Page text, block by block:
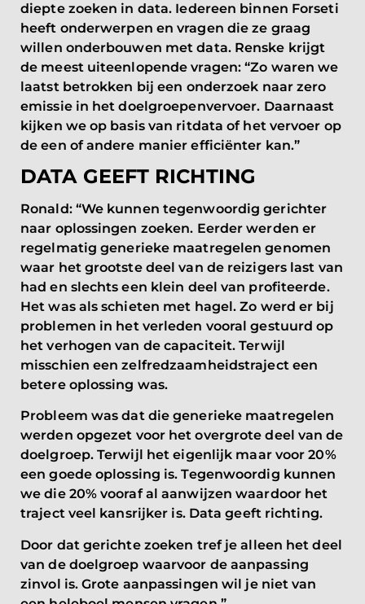
diepte zoeken in data. Iedereen binnen Forseti
heeft onderwerpen en vragen die ze graag
willen onderbouwen met data. Renske krijgt
de meest uiteenlopende vragen: “Zo waren we
laatst betrokken bij een onderzoek naar zero
emissie in het doelgroepenvervoer. Daarnaast
kijken we op basis van ritdata of het vervoer op
de een of andere manier efficiënter kan.”
DATA GEEFT RICHTING
Ronald: “We kunnen tegenwoordig gerichter
naar oplossingen zoeken. Eerder werden er
regelmatig generieke maatregelen genomen
waar het grootste deel van de reizigers last van
had en slechts een klein deel van profiteerde.
Het was als schieten met hagel. Zo werd er bij
problemen in het verleden vooral gestuurd op
het verhogen van de capaciteit. Terwijl
misschien een zelfredzaamheidstraject een
betere oplossing was.
Probleem was dat die generieke maatregelen
werden opgezet voor het overgrote deel van de
doelgroep. Terwijl het eigenlijk maar voor 20%
een goede oplossing is. Tegenwoordig kunnen
we die 20% vooraf al aanwijzen waardoor het
traject veel kansrijker is. Data geeft richting.
Door dat gerichte zoeken tref je alleen het deel
van de doelgroep waarvoor de aanpassing
zinvol is. Grote aanpassingen wil je niet van